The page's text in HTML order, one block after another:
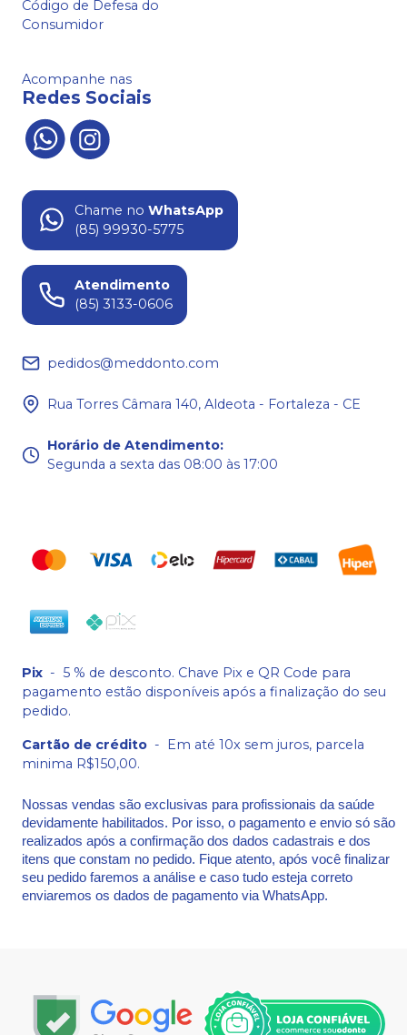
Código de Defesa do
Consumidor
Acompanhe nas
Redes Sociais
Chame no WhatsApp
(85) 99930-5775
Atendimento
(85) 3133-0606
pedidos@meddonto.com
Rua Torres Câmara 140, Aldeota - Fortaleza - CE
Horário de Atendimento:
Segunda a sexta das 08:00 às 17:00
Pix - 5 % de desconto. Chave Pix e QR Code para
pagamento estão disponíveis após a finalização do seu
pedido.
Cartão de crédito - Em até 10x sem juros, parcela
minima R$150,00.
Nossas vendas são exclusivas para profissionais da saúde
devidamente habilitados. Por isso, o pagamento e envio só são
realizados após a confirmação dos dados cadastrais e dos
itens que constam no pedido. Fique atento, após você finalizar
seu pedido faremos a análise e caso tudo esteja correto
enviaremos os dados de pagamento via WhatsApp.